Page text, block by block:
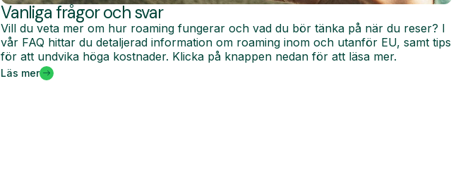
Vanliga frågor och svar
Vill du veta mer om hur roaming fungerar och vad du bör tänka på när du reser? I
vår FAQ hittar du detaljerad information om roaming inom och utanför EU, samt tips
för att undvika höga kostnader. Klicka på knappen nedan för att läsa mer.
Läs mer